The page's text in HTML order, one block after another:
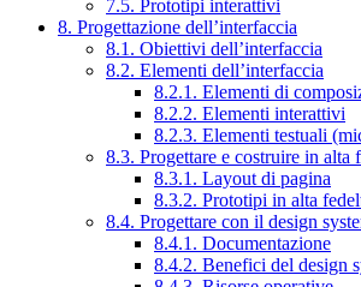
7.5. Prototipi interattivi
8. Progettazione dell’interfaccia
8.1. Obiettivi dell’interfaccia
8.2. Elementi dell’interfaccia
8.2.1. Elementi di
8.2.2. Elementi interattivi
8.2.3. Elementi testuali
8.3. Progettare e costruire in alta
8.3.1. Layout di pagina
8.3.2. Prototipi in alta
8.4. Progettare con il design
8.4.1. Documentazione
8.4.2. Benefici del design